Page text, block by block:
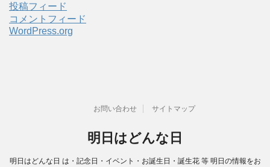
投稿フィード
コメントフィード
WordPress.org
お問い合わせ サイトマップ
明日はどんな日
明日はどんな日 は・記念日・イベント・お誕生日・誕生花 等 明日の情報をお